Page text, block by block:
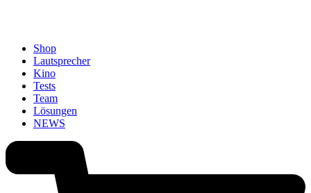
Shop
Lautsprecher
Kino
Tests
Team
Lösungen
NEWS